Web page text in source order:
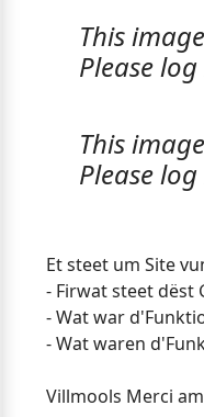
This
Please
This
Please
Et steet um Site
- Firwat steet dëst
- Wat war
- Wat waren
Villmools Merci